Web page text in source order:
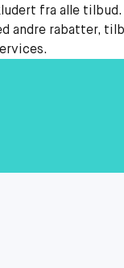
fra alle
andre rabatter,